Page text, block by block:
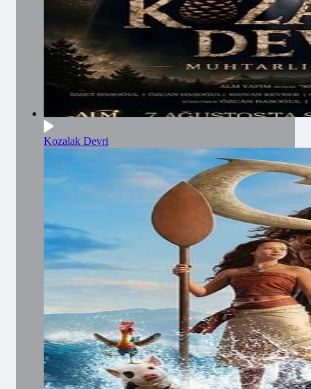
Kozalak Devri